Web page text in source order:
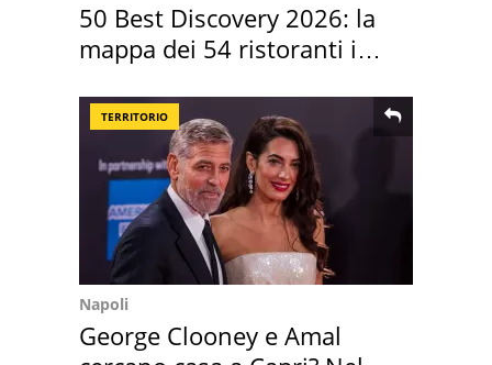
50 Best Discovery 2026: la
mappa dei 54 ristoranti in
TERRITORIO
Napoli
George Clooney e Amal